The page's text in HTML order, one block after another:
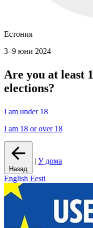
Естония
3–9 юни 2024
Are you at least
elections?
I am under 18
I am 18 or over 18
Назад
| У дома
English Eesti